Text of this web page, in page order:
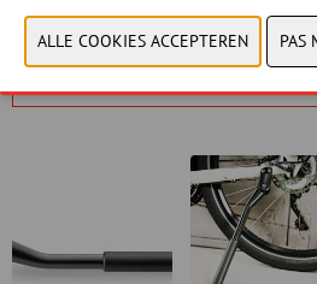
content te zien.Cookies bekijken